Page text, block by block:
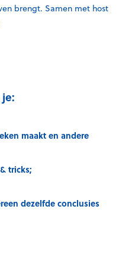
brengt. Samen met host
maakt en andere
tricks;
dezelfde conclusies